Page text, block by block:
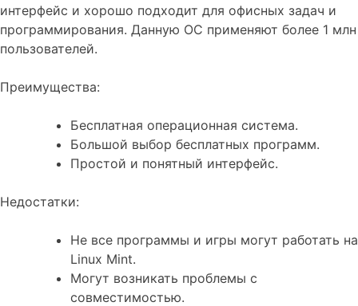
интерфейс и хорошо подходит для офисных задач и
программирования. Данную ОС применяют более 1 млн
пользователей.
Преимущества:
Бесплатная операционная система.
Большой выбор бесплатных программ.
Простой и понятный интерфейс.
Недостатки:
Не все программы и игры могут работать на
Linux Mint.
Могут возникать проблемы с
совместимостью.